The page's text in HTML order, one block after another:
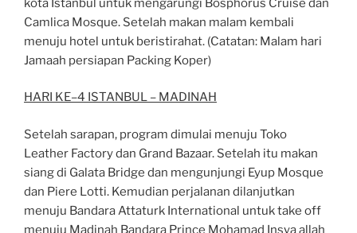
kota Istanbul untuk mengarungi Bosphorus Cruise dan
Camlica Mosque. Setelah makan malam kembali
menuju hotel untuk beristirahat. (Catatan: Malam hari
Jamaah persiapan Packing Koper)
HARI KE–4 ISTANBUL – MADINAH
Setelah sarapan, program dimulai menuju Toko
Leather Factory dan Grand Bazaar. Setelah itu makan
siang di Galata Bridge dan mengunjungi Eyup Mosque
dan Piere Lotti. Kemudian perjalanan dilanjutkan
menuju Bandara Attaturk International untuk take off
menuju Madinah Bandara Prince Mohamad Insya allah